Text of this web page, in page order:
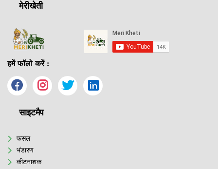
मेरीखेती
हमें फॉलो करें :
साइटमैप
फसल
भंडारण
कीटनाशक